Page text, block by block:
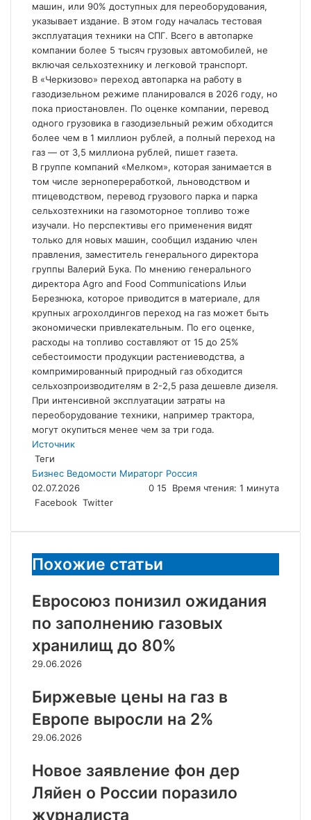
машин, или 90% доступных для переоборудования,
указывает издание. В этом году началась тестовая
эксплуатация техники на СПГ. Всего в автопарке
компании более 5 тысяч грузовых автомобилей, не
включая сельхозтехнику и легковой транспорт.
В «Черкизово» переход автопарка на работу в
газодизельном режиме планировался в 2026 году, но
пока приостановлен. По оценке компании, перевод
одного грузовика в газодизельный режим обходится
более чем в 1 миллион рублей, а полный переход на
газ — от 3,5 миллиона рублей, пишет газета.
В группе компаний «Мелком», которая занимается в
том числе зернопереработкой, льноводством и
птицеводством, перевод грузового парка и парка
сельхозтехники на газомоторное топливо тоже
изучали. Но перспективы его применения видят
только для новых машин, сообщил изданию член
правления, заместитель генерального директора
группы Валерий Бука. По мнению генерального
директора Agro and Food Communications Ильи
Березнюка, которое приводится в материале, для
крупных агрохолдингов переход на газ может быть
экономически привлекательным. По его оценке,
расходы на топливо составляют от 15 до 25%
себестоимости продукции растениеводства, а
компримированный природный газ обходится
сельхозпроизводителям в 2-2,5 раза дешевле дизеля.
При интенсивной эксплуатации затраты на
переоборудование техники, например трактора,
могут окупиться менее чем за три года.
Источник
Теги
Бизнес Ведомости Мираторг Россия
02.07.2026
0 15
Время чтения: 1 минута
Facebook Twitter
электронную
Похожие статьи
Евросоюз понизил ожидания
по заполнению газовых
хранилищ до 80%
29.06.2026
Биржевые цены на газ в
Европе выросли на 2%
29.06.2026
Новое заявление фон дер
Ляйен о России поразило
журналиста